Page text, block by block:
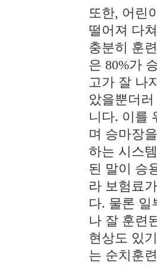
또한, 어린
떨어져 다
충분히 훈
은 80%가
고가 잘 나
았을뿐더
니다. 이를
며 승마장
하는 시스
된 말이 승
라 보험료
다. 물론 일
나 잘 훈련
현상도 있
는 순치훈